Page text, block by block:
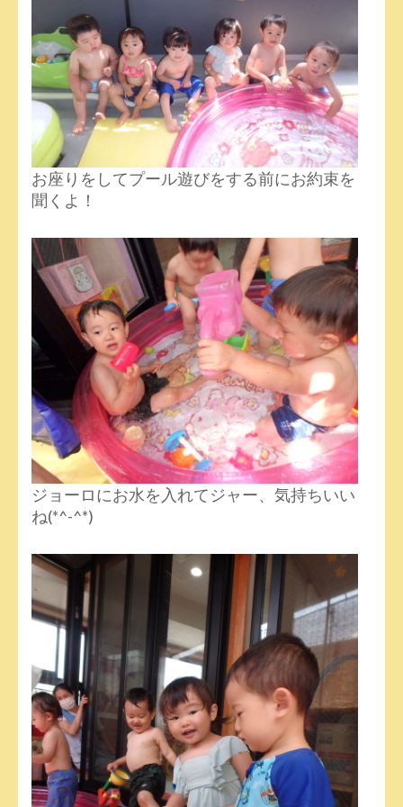
お座りをしてプール遊びをする前にお約束を
聞くよ！
ジョーロにお水を入れてジャー、気持ちいい
ね(*^-^*)